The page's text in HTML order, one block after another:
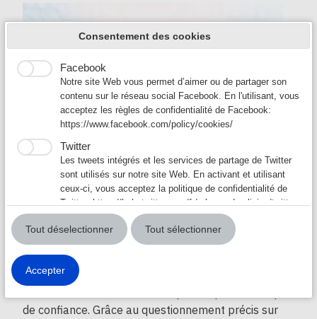
addiction
Restaurer la confiance
chez l'enfant
Mieux vivre
La respiration
Les Sèances▼
Sophrologie en groupe
La Coach Respiration
les sensations et ressentis
Audio sophronisation
Qu'es ce que la confiance en soi ? C'est combien je
me sens capable de faire ou dire quelque chose. On
parle souvent de confiance en soi en terme : J'ai
confiance en moi ou je n'ai pas confiance en moi.
Quand on évoque la réalité objective, rarement tous
de confiance. Grâce au questionnement précis sur
Consentement des cookies
manière dont les utilisateurs interagissent avec le contenu
de notre site Web afin de l’améliorer et de fournir de
Facebook
Notre site Web vous permet d’aimer ou de partager son
contenu sur le réseau social Facebook. En l'utilisant, vous
acceptez les règles de confidentialité de Facebook:
https://www.facebook.com/policy/cookies/
Twitter
Les tweets intégrés et les services de partage de Twitter
sont utilisés sur notre site Web. En activant et utilisant
ceux-ci, vous acceptez la politique de confidentialité de
Twitter:https://help.twitter.com/fr/rules-and-policies/twitter-
Tout déselectionner Tout sélectionner
Accepter